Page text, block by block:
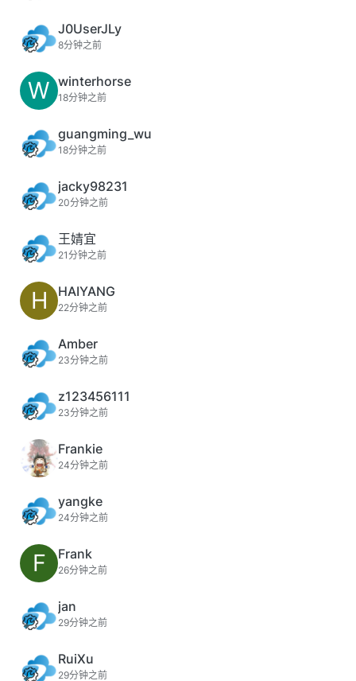
J0UserJLy
8分钟之前
W winterhorse
18分钟之前
guangming_wu
18分钟之前
jacky98231
20分钟之前
王婧宜
21分钟之前
H HAIYANG
22分钟之前
Amber
23分钟之前
z123456111
23分钟之前
Frankie
24分钟之前
yangke
24分钟之前
F Frank
26分钟之前
jan
29分钟之前
RuiXu
29分钟之前